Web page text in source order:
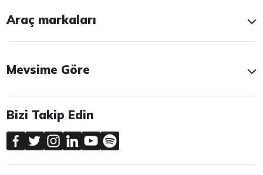
Araç markaları
Mevsime Göre
Bizi Takip Edin